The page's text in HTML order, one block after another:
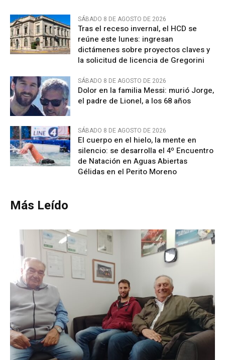
SÁBADO 8 DE AGOSTO DE 2026
Tras el receso invernal, el HCD se
reúne este lunes: ingresan
dictámenes sobre proyectos claves y
la solicitud de licencia de Gregorini
SÁBADO 8 DE AGOSTO DE 2026
Dolor en la familia Messi: murió Jorge,
el padre de Lionel, a los 68 años
SÁBADO 8 DE AGOSTO DE 2026
El cuerpo en el hielo, la mente en
silencio: se desarrolla el 4º Encuentro
de Natación en Aguas Abiertas
Gélidas en el Perito Moreno
Más Leído